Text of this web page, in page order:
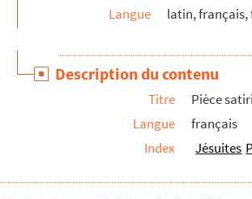
2896. Recueil de pièces relatives à
2898. Lettres adressées à Auguste Millard
2899. « Maison meublée », pochade en un
2901. Recherches historiques sur Provins, par
2903. Réponses de 295 communes du
Langue
latin, français,
Description du contenu
Titre
Pièce
Langue
français
Index
Jésuites